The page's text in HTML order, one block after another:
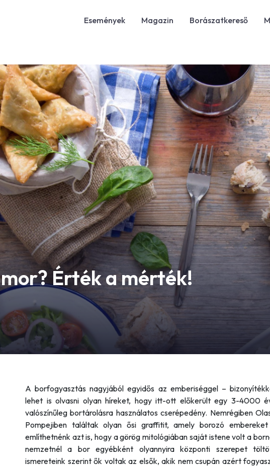
Események Magazin Borászatkereső
Érték a mérték!
A borfogyasztás nagyjából egyidős az emberiséggel –
lehet is olvasni olyan híreket, hogy itt-ott előkerült egy 3-4000
valószínűleg bortárolásra használatos cserépedény. Nemrégiben
Pompejiben találtak olyan ősi graffitit, amely borozó
említhetnénk azt is, hogy a görög mitológiában saját istene volt a
nemzetnél a bor egyébként olyannyira központi szerepet
ismereteink szerint ők voltak az elsők, akik nem csupán azért